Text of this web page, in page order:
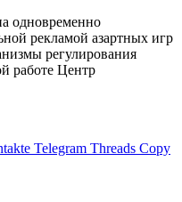
одновременно
рекламой азартных игр
регулирования
работе Центр
Telegram Threads Copy